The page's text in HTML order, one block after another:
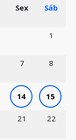
Sex Sáb
1
7 8
14 15
21 22